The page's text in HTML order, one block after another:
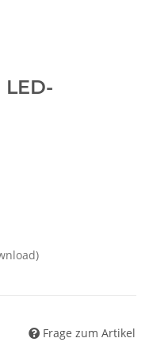
Frage zum Artikel